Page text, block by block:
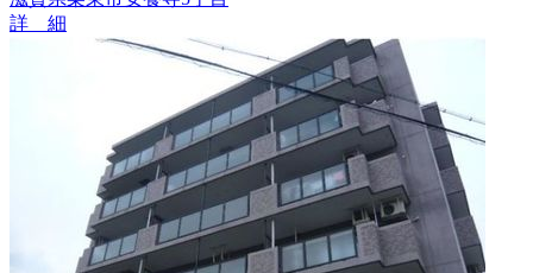
詳 細